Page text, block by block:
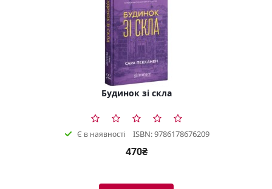
Будинок зі скла
Є в наявності ISBN: 9786178676209
470₴